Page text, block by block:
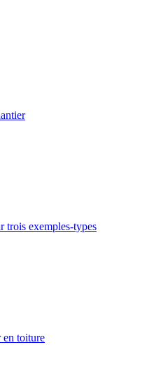
trois exemples-types
en toiture